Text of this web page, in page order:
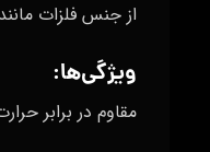
از جنس فلزات
ویژگی‌ها:
مقاوم در برابر